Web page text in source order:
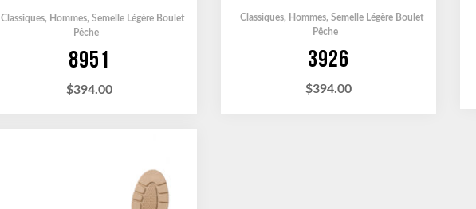
Classiques, Hommes, Semelle Légère Boulet
Pêche
8951
$394.00
Classiques, Hommes, Semelle Légère Boulet
Pêche
3926
$394.00